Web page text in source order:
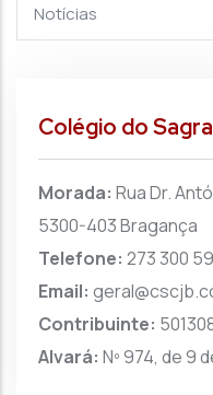
Notícias
Colégio do
Morada: Rua Dr.
5300-403 Bragança
Telefone: 273 300
Email:
Contribuinte:
Alvará: Nº 974, de 9